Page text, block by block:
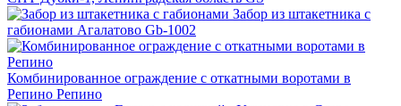
Забор из штакетника с
габионами Агалатово Gb-1002
Комбинированное ограждение с откатными воротами в
Репино Репино